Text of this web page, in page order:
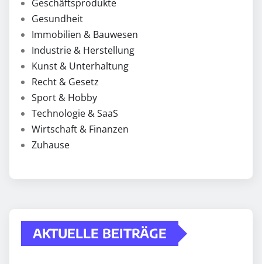
Geschäftsprodukte
Gesundheit
Immobilien & Bauwesen
Industrie & Herstellung
Kunst & Unterhaltung
Recht & Gesetz
Sport & Hobby
Technologie & SaaS
Wirtschaft & Finanzen
Zuhause
AKTUELLE BEITRÄGE